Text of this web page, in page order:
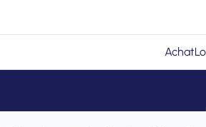
Achat